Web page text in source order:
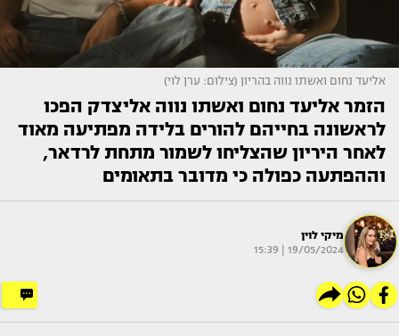
אליעד נחום ואשתו נווה בהריון (צילום: ערן לוי)
הזמר אליעד נחום ואשתו נווה אליצדק הפכו
לראשונה בחייהם להורים בלידה מפתיעה מאוד
לאחר היריון שהצליחו לשמור מתחת לרדאר,
וההפתעה כפולה כי מדובר בתאומים
מיקי לוין
19/05/2024 | 15:39